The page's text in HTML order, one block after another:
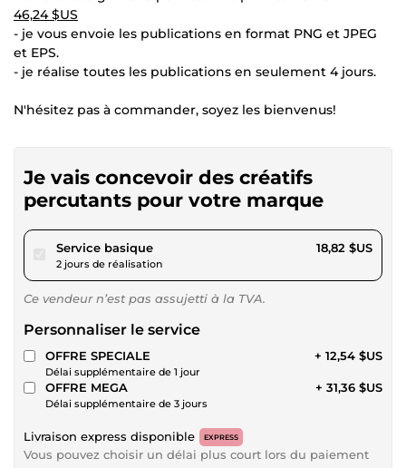
46,24 $US
- je vous envoie les publications en format PNG et JPEG
et EPS.
- je réalise toutes les publications en seulement 4 jours.
N'hésitez pas à commander, soyez les bienvenus!
Je vais concevoir des créatifs
percutants pour votre marque
Service basiquepour 17,34 $US
2 jours de réalisation
18,82 $US
Ce vendeur n’est pas assujetti à la TVA.
Personnaliser le service
OFFRE SPECIALE
Délai supplémentaire de 1 jour
+ 12,54 $US
OFFRE MEGA
Délai supplémentaire de 3 jours
+ 31,36 $US
Livraison express disponible EXPRESS
Vous pouvez choisir un délai plus court lors du paiement